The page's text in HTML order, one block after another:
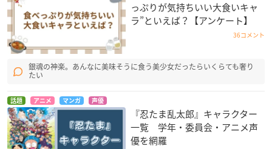
っぷりが気持ちいい大食いキャ
ラ”といえば？【アンケート】
36コメント
銀魂の神楽。あんなに美味そうに食う美少女だったらいくらても奢り
たい
話題 アニメ マンガ 声優
『忍たま乱太郎』キャラクター
一覧 学年・委員会・アニメ声
優を網羅